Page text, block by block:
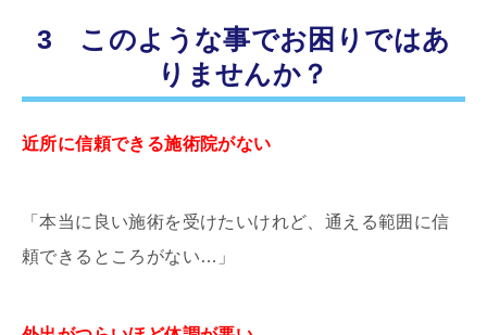
3 このような事でお困りではあ
りませんか？
近所に信頼できる施術院がない
「本当に良い施術を受けたいけれど、通える範囲に信
頼できるところがない…」